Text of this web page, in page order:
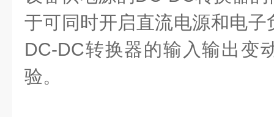
于可同时开启直流电源和电
DC-DC转换器的输入输出变
验。